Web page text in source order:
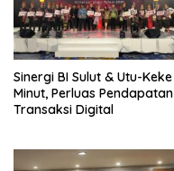
Sinergi BI Sulut & Utu-Keke
Minut, Perluas Pendapatan
Transaksi Digital